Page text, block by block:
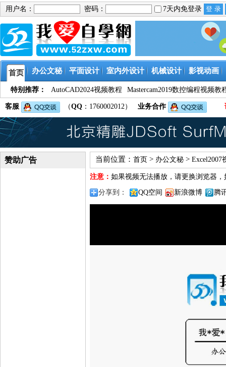
用户名： 密码： 7天内免登录
首页 办公文秘 平面设计 室内外设计 机械设计 影视动画
特别推荐： AutoCAD2024视频教程 Mastercam2019数控编程视频教
客服 （QQ ：1760002012） 业务合作
赞助广告 当前位置： 首页 > 办公文秘 > Excel2007
注意： 如果视频无法播放，请更换浏览器，
分享到： QQ空间 新浪微博 腾